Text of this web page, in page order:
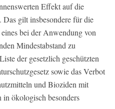
Effekt auf die
gilt insbesondere für die
bei der Anwendung von
Mindestabstand zu
der gesetzlich geschützten
sowie das Verbot
und Bioziden mit
in ökologisch besonders